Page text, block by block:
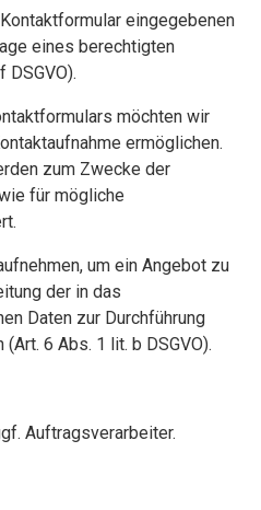
eingegebenen
eines berechtigten
möchten wir
ermöglichen.
zum Zwecke der
für mögliche
um ein Angebot zu
der in das
Daten zur Durchführung
6 Abs. 1 lit. b DSGVO).
Auftragsverarbeiter.